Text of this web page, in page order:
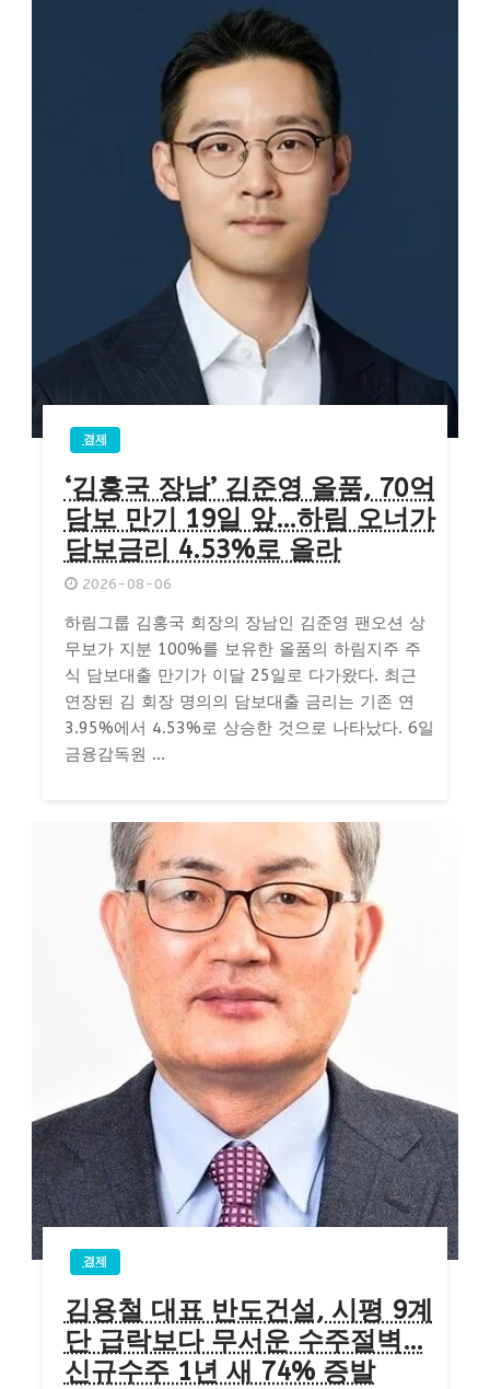
경제
‘김홍국 장남’ 김준영 올품, 70억
담보 만기 19일 앞…하림 오너가
담보금리 4.53%로 올라
2026-08-06
하림그룹 김홍국 회장의 장남인 김준영 팬오션 상
무보가 지분 100%를 보유한 올품의 하림지주 주
식 담보대출 만기가 이달 25일로 다가왔다. 최근
연장된 김 회장 명의의 담보대출 금리는 기존 연
3.95%에서 4.53%로 상승한 것으로 나타났다. 6일
금융감독원 ...
경제
김용철 대표 반도건설, 시평 9계
단 급락보다 무서운 수주절벽…
신규수주 1년 새 74% 증발